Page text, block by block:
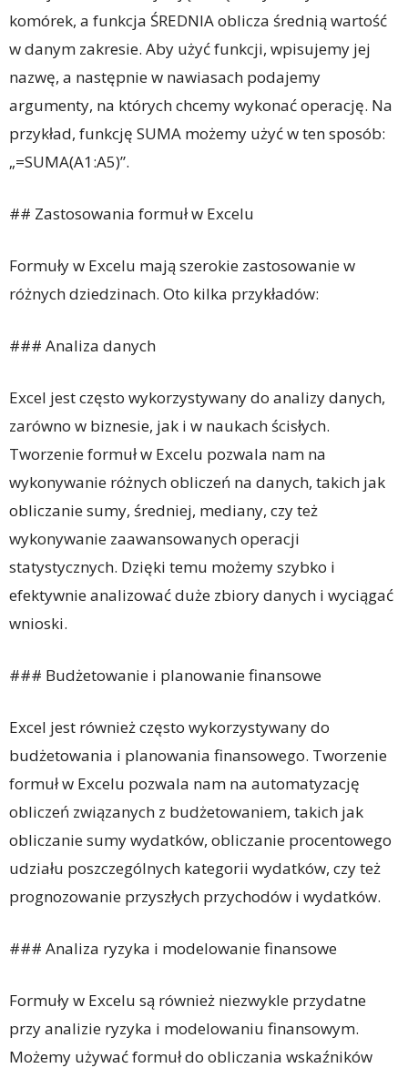
komórek, a funkcja ŚREDNIA oblicza średnią wartość
w danym zakresie. Aby użyć funkcji, wpisujemy jej
nazwę, a następnie w nawiasach podajemy
argumenty, na których chcemy wykonać operację. Na
przykład, funkcję SUMA możemy użyć w ten sposób:
„=SUMA(A1:A5)”.
## Zastosowania formuł w Excelu
Formuły w Excelu mają szerokie zastosowanie w
różnych dziedzinach. Oto kilka przykładów:
### Analiza danych
Excel jest często wykorzystywany do analizy danych,
zarówno w biznesie, jak i w naukach ścisłych.
Tworzenie formuł w Excelu pozwala nam na
wykonywanie różnych obliczeń na danych, takich jak
obliczanie sumy, średniej, mediany, czy też
wykonywanie zaawansowanych operacji
statystycznych. Dzięki temu możemy szybko i
efektywnie analizować duże zbiory danych i wyciągać
wnioski.
### Budżetowanie i planowanie finansowe
Excel jest również często wykorzystywany do
budżetowania i planowania finansowego. Tworzenie
formuł w Excelu pozwala nam na automatyzację
obliczeń związanych z budżetowaniem, takich jak
obliczanie sumy wydatków, obliczanie procentowego
udziału poszczególnych kategorii wydatków, czy też
prognozowanie przyszłych przychodów i wydatków.
### Analiza ryzyka i modelowanie finansowe
Formuły w Excelu są również niezwykle przydatne
przy analizie ryzyka i modelowaniu finansowym.
Możemy używać formuł do obliczania wskaźników